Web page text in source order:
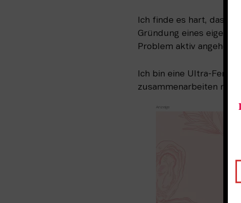
Ich finde es hart, dass
Gründung eines
Problem aktiv angehen
Ich bin eine Ultra-
zusammenarbeiten